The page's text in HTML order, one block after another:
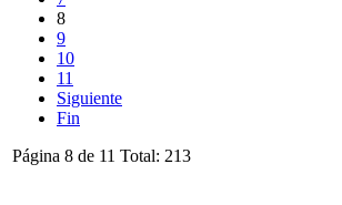
8
9
10
11
Siguiente
Fin
Página 8 de 11 Total: 213